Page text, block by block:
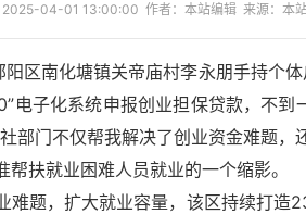
2025-04-01 13:00:00 作者：本站编辑 来源：本站
区南化塘镇关帝庙村李永朋手持个
电子化系统申报创业担保贷款，不
部门不仅帮我解决了创业资金难题，
扶就业困难人员就业的一个缩影。
难题，扩大就业容量，该区持续打造